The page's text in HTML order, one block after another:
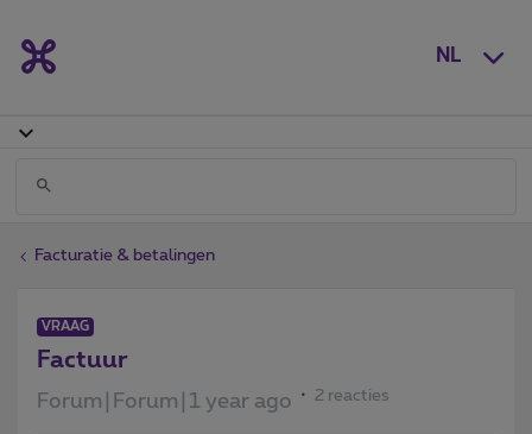
NL
Facturatie & betalingen
VRAAG
Factuur
Forum|Forum|1 year ago 2 reacties